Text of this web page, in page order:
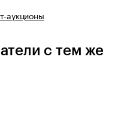
аукционы
с тем же